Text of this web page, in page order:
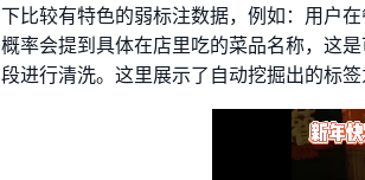
下比较有特色的弱标注数据，例如：用户
概率会提到具体在店里吃的菜品名称，这
段进行清洗。这里展示了自动挖掘出的标签